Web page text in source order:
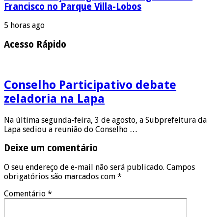
Francisco no Parque Villa-Lobos
5 horas ago
Acesso Rápido
Conselho Participativo debate
zeladoria na Lapa
Na última segunda-feira, 3 de agosto, a Subprefeitura da
Lapa sediou a reunião do Conselho …
Deixe um comentário
O seu endereço de e-mail não será publicado. Campos
obrigatórios são marcados com *
Comentário *